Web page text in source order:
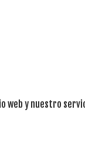
web y nuestro